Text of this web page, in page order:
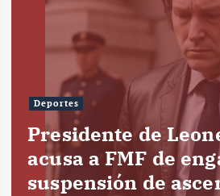
Deportes
Presidente de
acusa a FMF de
suspensión de